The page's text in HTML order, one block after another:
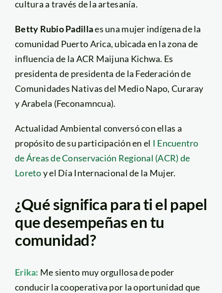
cultura a través de la artesanía.
Betty Rubio Padillaes una mujer indígena de la
comunidad Puerto Arica, ubicada en la zona de
influencia de la ACR Maijuna Kichwa. Es
presidenta de presidenta de la Federación de
Comunidades Nativas del Medio Napo, Curaray
y Arabela (Feconamncua).
Actualidad Ambiental conversó con ellas a
propósito de su participación en el I Encuentro
de Áreas de Conservación Regional (ACR) de
Loretoy el Día Internacional de la Mujer.
¿Qué significa para ti el papel
que desempeñas en tu
comunidad?
Erika: Me siento muy orgullosa de poder
conducir la cooperativa por la oportunidad que